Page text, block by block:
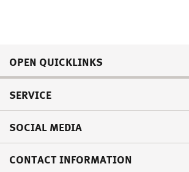
OPEN QUICKLINKS
SERVICE
SOCIAL MEDIA
CONTACT INFORMATION